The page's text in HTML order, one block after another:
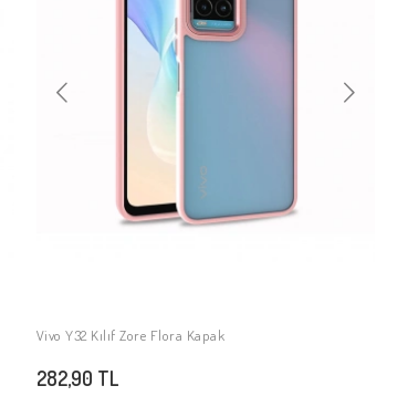
SEPETE EKLE
Vivo Y32 Kılıf Zore Flora Kapak
282,90 TL